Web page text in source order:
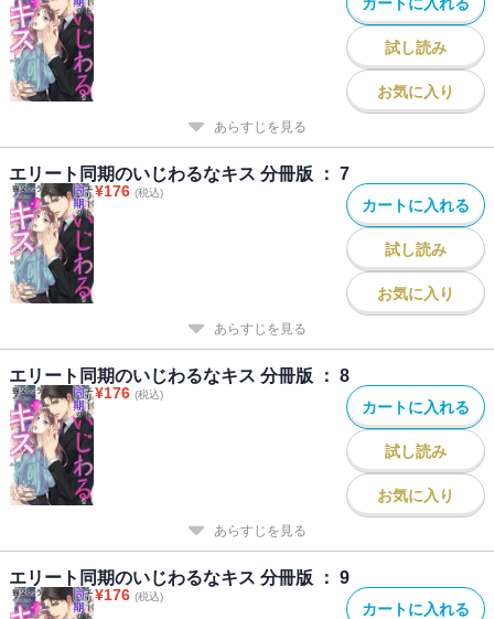
試し読み
お気に入り
あらすじを見る
エリート同期のいじわるなキス 分冊版 ： 7
¥176 (税込)
カートに入れる
試し読み
お気に入り
あらすじを見る
エリート同期のいじわるなキス 分冊版 ： 8
¥176 (税込)
カートに入れる
試し読み
お気に入り
あらすじを見る
エリート同期のいじわるなキス 分冊版 ： 9
¥176 (税込)
カートに入れる